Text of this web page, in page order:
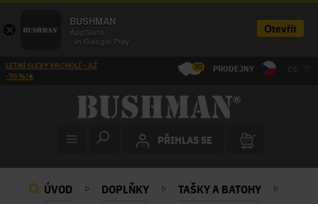
LETNÍ SLEVY VRCHOLÍ – AŽ
-70 %!☀️
30 PRODEJNY CS
PŘIHLAS SE
ÚVOD DOPLŇKY
TAŠKY A BATOHY
×
BUSHMAN
AppSisto
- In Google Play
Otevřít